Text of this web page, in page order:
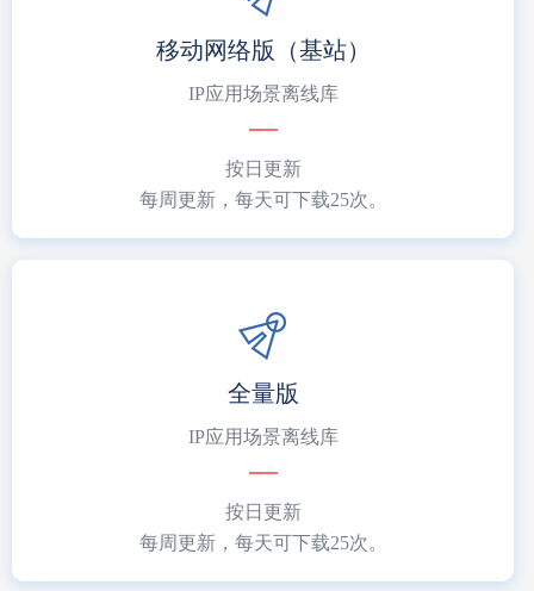
移动网络版（基站）
IP应用场景离线库
按日更新
每周更新，每天可下载25次。
全量版
IP应用场景离线库
按日更新
每周更新，每天可下载25次。